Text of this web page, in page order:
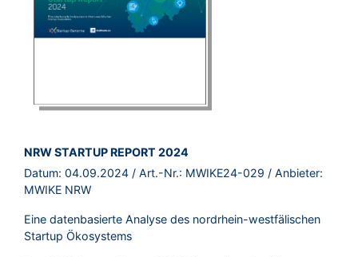
BROSCHÜRE:
NRW STARTUP REPORT 2024
Datum: 04.09.2024 / Art.-Nr.: MWIKE24-029 / Anbieter:
MWIKE NRW
Eine datenbasierte Analyse des nordrhein-westfälischen
Startup Ökosystems